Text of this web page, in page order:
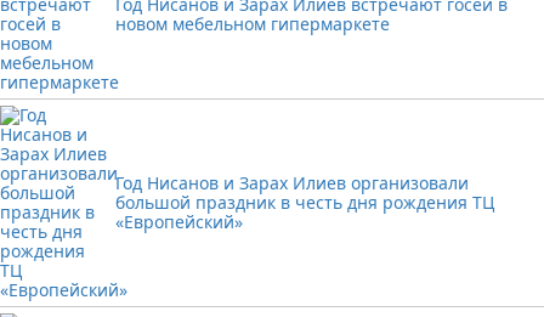
новом мебельном гипермаркете
Год Нисанов и Зарах Илиев организовали
большой праздник в честь дня рождения ТЦ
«Европейский»